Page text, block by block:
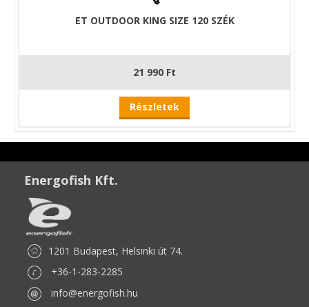
ET OUTDOOR KING SIZE 120 SZÉK
21 990 Ft
Részletek
Energofish Kft.
1201 Budapest, Helsinki út 74.
+36-1-283-2285
info@energofish.hu